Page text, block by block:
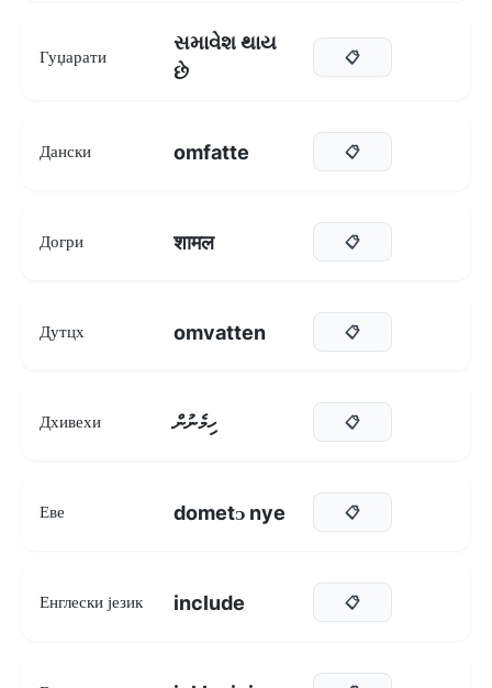
Гуџарати
સમાવેશ થાય
છે
📋
Дански omfatte 📋
Догри शामल 📋
Дутцх omvatten 📋
Дхивехи ހިމެނުން 📋
Еве dometᴐ nye 📋
Енглески језик include 📋